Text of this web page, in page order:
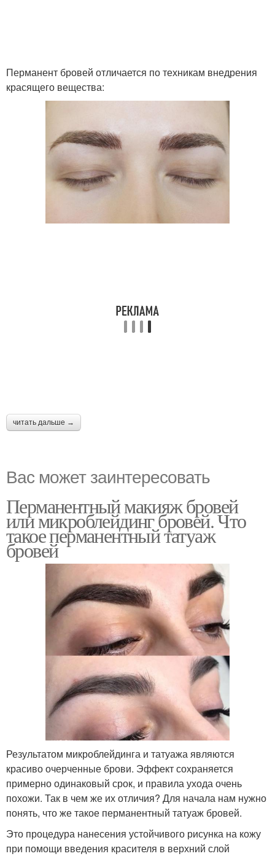
Перманент бровей отличается по техникам внедрения
красящего вещества:
читать дальше →
Вас может заинтересовать
Перманентный макияж бровей
или микроблейдинг бровей. Что
такое перманентный татуаж
бровей
Результатом микроблейдинга и татуажа являются
красиво очерченные брови. Эффект сохраняется
примерно одинаковый срок, и правила ухода очень
похожи. Так в чем же их отличия? Для начала нам нужно
понять, что же такое перманентный татуаж бровей.
Это процедура нанесения устойчивого рисунка на кожу
при помощи введения красителя в верхний слой